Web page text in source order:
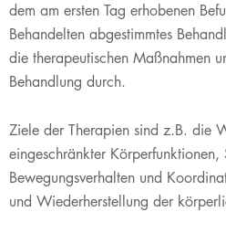
dem am ersten Tag erhobenen
Behandelten abgestimmtes
die therapeutischen Maßnahmen
Behandlung durch.
Ziele der Therapien sind z.B. die
eingeschränkter Körperfunktionen,
Bewegungsverhalten und
und Wiederherstellung der